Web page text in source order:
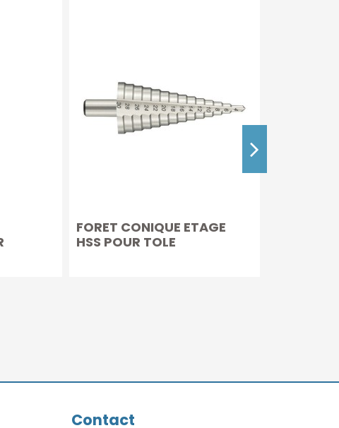
FORET CONIQUE ETAGE
HSS POUR TOLE
Contact